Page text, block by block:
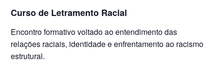
Curso de Letramento Racial
Encontro formativo voltado ao entendimento das
relações raciais, identidade e enfrentamento ao racismo
estrutural.